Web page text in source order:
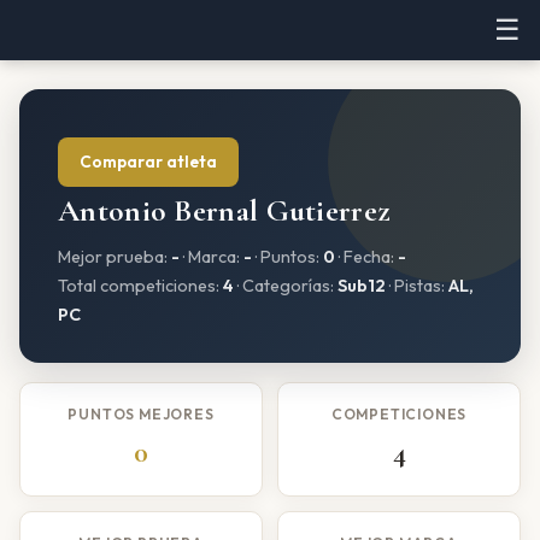
☰
Comparar atleta
Antonio Bernal Gutierrez
Mejor prueba: - · Marca: - · Puntos: 0 · Fecha: -
Total competiciones: 4 · Categorías: Sub12 · Pistas: AL,
PC
PUNTOS MEJORES
0
COMPETICIONES
4